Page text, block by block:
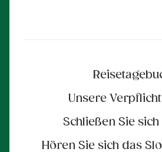
Unsere
Schließen Sie sich
Hören Sie sich das